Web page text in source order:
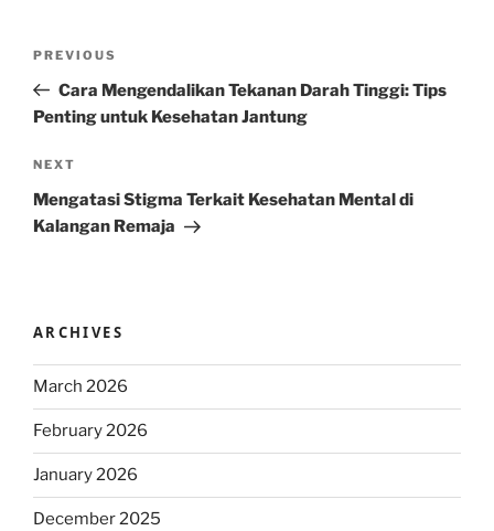
Previous
Post
PREVIOUS
Cara Mengendalikan Tekanan Darah Tinggi: Tips
Penting untuk Kesehatan Jantung
Next
Post
NEXT
Mengatasi Stigma Terkait Kesehatan Mental di
Kalangan Remaja
ARCHIVES
March 2026
February 2026
January 2026
December 2025